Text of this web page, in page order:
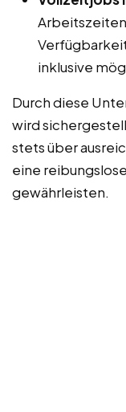
inklusive
Durch diese
wird
stets über
eine
gewährleisten.